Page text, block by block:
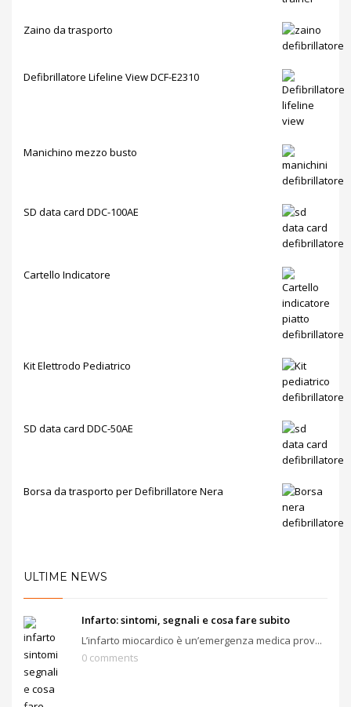
Zaino da trasporto
Defibrillatore Lifeline View DCF-E2310
Manichino mezzo busto
SD data card DDC-100AE
Cartello Indicatore
Kit Elettrodo Pediatrico
SD data card DDC-50AE
Borsa da trasporto per Defibrillatore Nera
ULTIME NEWS
Infarto: sintomi, segnali e cosa fare subito
L’infarto miocardico è un’emergenza medica prov...
0 comments